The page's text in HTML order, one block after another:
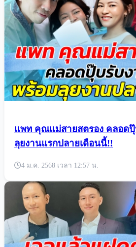
แพท คุณแม่สายสตรอง คลอด
ลุยงานแรกปลายเดือนนี้!!
4 ม.ค. 2568 เวลา 12:57 น.